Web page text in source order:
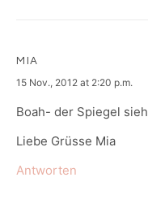
MIA
says:
15 Nov., 2012 at 2:20 p.m.
Boah- der Spiegel
Liebe Grüsse Mia
Antworten